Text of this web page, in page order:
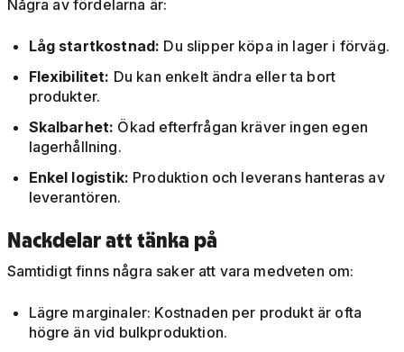
Några av fördelarna är:
Låg startkostnad: Du slipper köpa in lager i förväg.
Flexibilitet: Du kan enkelt ändra eller ta bort
produkter.
Skalbarhet: Ökad efterfrågan kräver ingen egen
lagerhållning.
Enkel logistik: Produktion och leverans hanteras av
leverantören.
Nackdelar att tänka på
Samtidigt finns några saker att vara medveten om:
Lägre marginaler: Kostnaden per produkt är ofta
högre än vid bulkproduktion.